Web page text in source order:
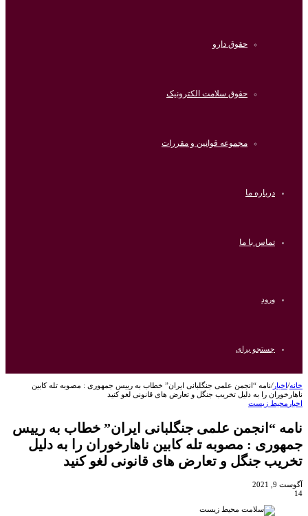
حقوق دارو
حقوق سلامت الکترونیک
مجموعه قوانین و مقررات
درباره ما
تماس با ما
ورود
جستجو برای
خانه/اخبار/نامه “انجمن علمی جنگلبانی ایران” خطاب به رییس جمهوری : مصوبه تله کابین
ناهارخوران را به دلیل تخریب جنگل و تعارض های قانونی لغو کنید
اخبار محیط زیست
نامه “انجمن علمی جنگلبانی ایران” خطاب به رییس
جمهوری : مصوبه تله کابین ناهارخوران را به دلیل
تخریب جنگل و تعارض های قانونی لغو کنید
آگوست 9, 2021
14